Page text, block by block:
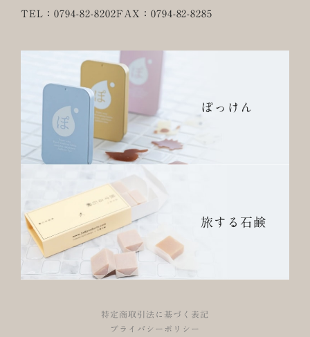
TEL：0794-82-8202FAX：0794-82-8285
ぽっけん
旅する石鹸
特定商取引法に基づく表記
プライバシーポリシー